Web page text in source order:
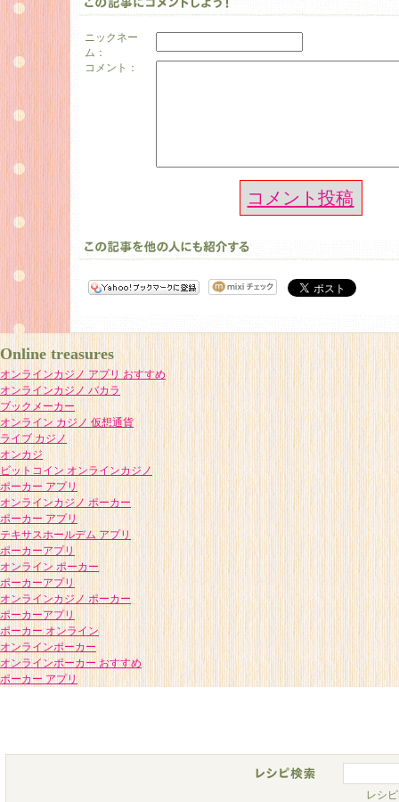
ニックネー
ム：
コメント：
コメント投稿
Online treasures
オンラインカジノ アプリ おすすめ
オンラインカジノ バカラ
ブックメーカー
オンライン カジノ 仮想通貨
ライブ カジノ
オンカジ
ビットコイン オンラインカジノ
ポーカー アプリ
オンラインカジノ ポーカー
ポーカー アプリ
テキサスホールデム アプリ
ポーカーアプリ
オンライン ポーカー
ポーカーアプリ
オンラインカジノ ポーカー
ポーカーアプリ
ポーカー オンライン
オンラインポーカー
オンラインポーカー おすすめ
ポーカー アプリ
レシ